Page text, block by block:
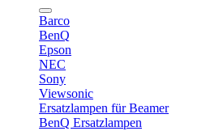
Barco
BenQ
Epson
NEC
Sony
Viewsonic
Ersatzlampen für Beamer
BenQ Ersatzlampen